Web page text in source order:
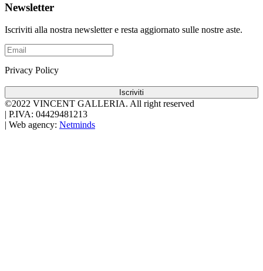
Newsletter
Iscriviti alla nostra newsletter e resta aggiornato sulle nostre aste.
Privacy Policy
Iscriviti
©2022 VINCENT GALLERIA. All right reserved
P.IVA: 04429481213
Web agency: Netminds